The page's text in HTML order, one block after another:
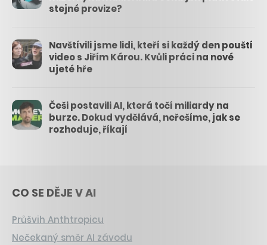
stejné provize?
Navštívili jsme lidi, kteří si každý den pouští
video s Jiřím Károu. Kvůli práci na nové
ujeté hře
Češi postavili AI, která točí miliardy na
burze. Dokud vydělává, neřešíme, jak se
rozhoduje, říkají
CO SE DĚJE V AI
Průšvih Anthtropicu
Nečekaný směr AI závodu